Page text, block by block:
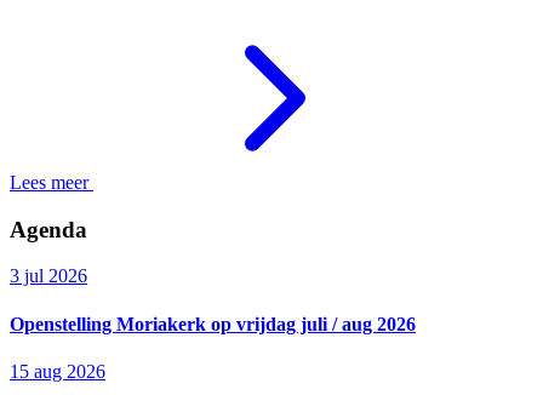
Lees meer
Agenda
3 jul 2026
Openstelling Moriakerk op vrijdag juli / aug 2026
15 aug 2026